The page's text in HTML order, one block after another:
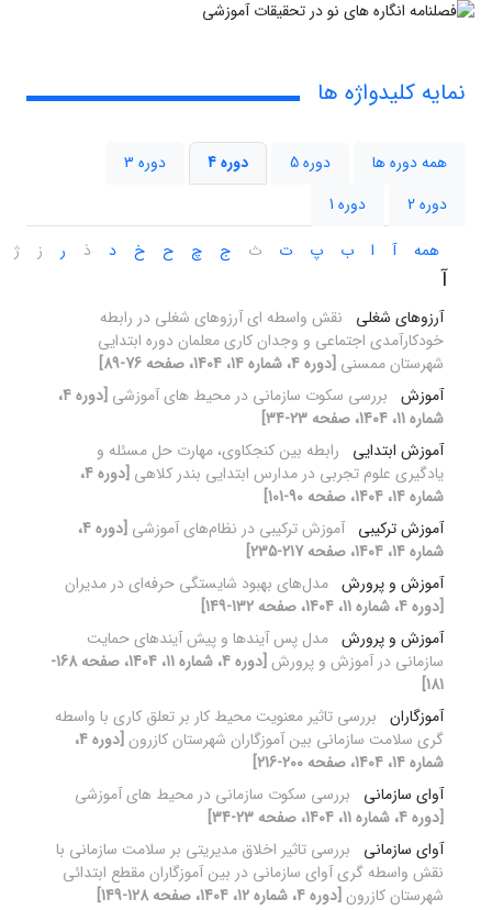
نمایه کلیدواژه ها
همه دوره ها دوره 5 دوره 4
دوره 3
دوره 2
دوره 1
همه
آ ا ب پ ت ث ج چ ح خ د ذ ر ز ژ
آ
آرزوهای شغلی
نقش واسطه ای آرزوهای شغلی در رابطه
خودکارآمدی اجتماعی و وجدان کاری معلمان دوره ابتدایی
شهرستان ممسنی [دوره 4، شماره 14، 1404، صفحه 76-89]
آموزش بررسی سکوت سازمانی در محیط های آموزشی
[دوره 4،
شماره 11، 1404، صفحه 23-34]
آموزش ابتدایی
رابطه بین کنجکاوی، مهارت حل مسئله و
یادگیری علوم تجربی در مدارس ابتدایی بندر کلاهی
[دوره 4،
شماره 14، 1404، صفحه 90-101]
آموزش ترکیبی آموزش ترکیبی در نظام‌های آموزشی
[دوره 4،
شماره 14، 1404، صفحه 217-235]
آموزش و پرورش مدل‌های بهبود شایستگی حرفه‌ای در مدیران
[دوره 4، شماره 11، 1404، صفحه 132-149]
آموزش و پرورش مدل پس آیندها و پیش آیندهای حمایت
سازمانی در آموزش و پرورش
[دوره 4، شماره 11، 1404، صفحه 168-
181]
آموزگاران بررسی تاثیر معنویت محیط کار بر تعلق کاری با واسطه
گری سلامت سازمانی بین آموزگاران شهرستان کازرون
[دوره 4،
شماره 14، 1404، صفحه 200-216]
آوای سازمانی
بررسی سکوت سازمانی در محیط های آموزشی
[دوره 4، شماره 11، 1404، صفحه 23-34]
آوای سازمانی
بررسی تاثیر اخلاق مدیریتی بر سلامت سازمانی با
نقش واسطه گری آوای سازمانی در بین آموزگاران مقطع ابتدائی
شهرستان کازرون [دوره 4، شماره 12، 1404، صفحه 128-149]